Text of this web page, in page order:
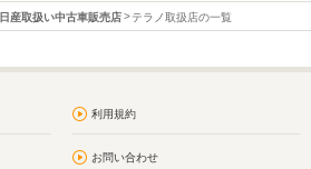
日産取扱い中古車販売店 テラノ取扱店の一覧
利用規約
お問い合わせ